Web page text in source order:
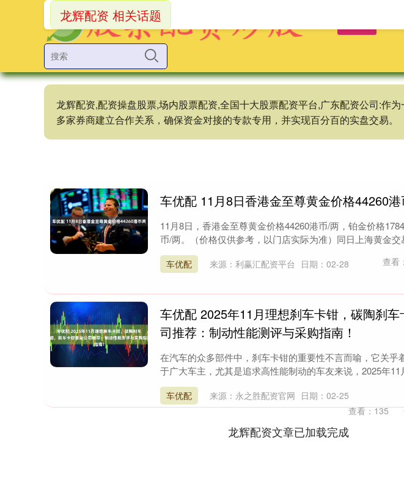
龙辉配资,配资操盘股票,场内股票配资,全国十大股票配资平台,广东配资公司:作
多家券商建立合作关系，确保资金对接的专款专用，并实现百分百的实盘交易。
龙辉配资 相关话题
车优配 11月8日香港金至尊黄金价格44260
11月8日，香港金至尊黄金价格44260港币/两，铂金价格
币/两。（价格仅供参考，以门店实际为准）同日上海黄金交
车优配 来源：利赢汇配资平台 日期：02-28 查看：
车优配 2025年11月理想刹车卡钳，碳陶刹
司推荐：制动性能测评与采购指南！
在汽车的众多部件中，刹车卡钳的重要性不言而喻，它关乎
于广大车主，尤其是追求高性能制动的车友来说，2025年
车优配 来源：永之胜配资官网 日期：02-25
查看：135
龙辉配资文章已加载完成